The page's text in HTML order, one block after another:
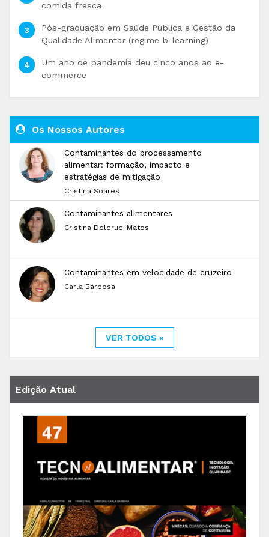
comida fresca
Pós-graduação em Saúde Pública e Gestão da
Qualidade Alimentar (regime b-learning)
Um ano de pandemia deu cinco anos ao e-
commerce
Os Nossos Autores
Contaminantes do processamento
alimentar: formação, impacto e
estratégias de mitigação
Cristina Soares
Contaminantes alimentares
Cristina Delerue-Matos
Contaminantes em velocidade de cruzeiro
Carla Barbosa
VER TODOS »
Edição Atual